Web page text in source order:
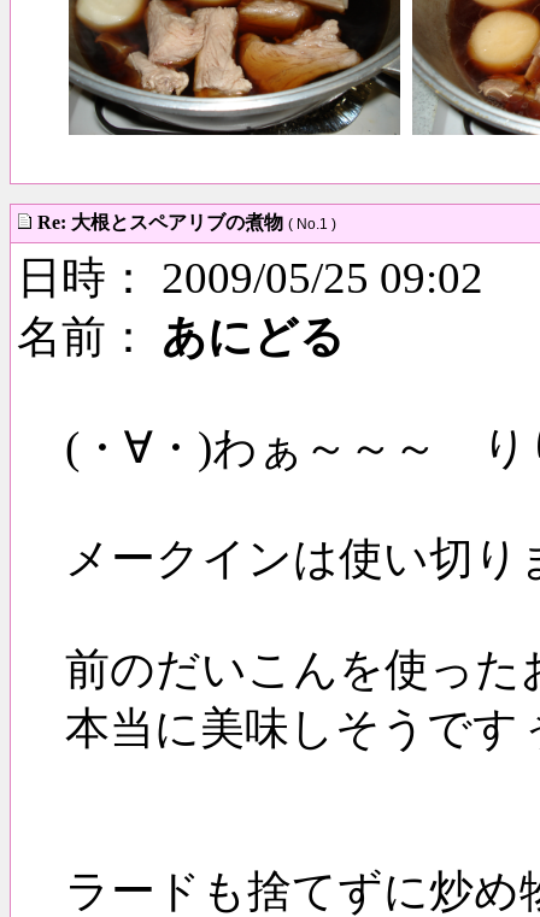
Re: 大根とスペアリブの煮物 ( No.1 )
日時： 2009/05/25 09:02
名前： あにどる
(・∀・)わぁ～～～
メークインは使い切
前のだいこんを使っ
本当に美味しそうです
ラードも捨てずに炒